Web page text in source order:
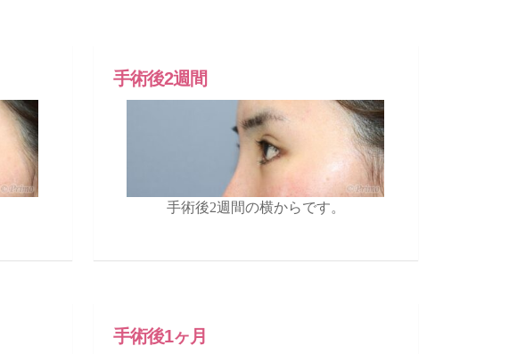
手術後2週間
手術後2週間の横からです。
手術後1ヶ月